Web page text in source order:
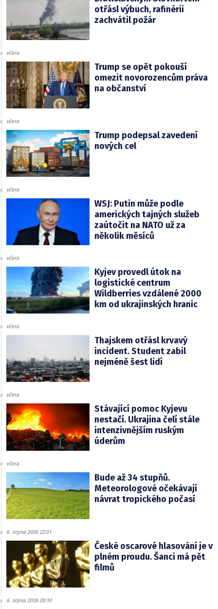
otřásl výbuch, rafinérii
zachvátil požár
včera
Trump se opět pokouší
omezit novorozencům práva
na občanství
včera
Trump podepsal zavedení
nových cel
včera
WSJ: Putin může podle
amerických tajných služeb
zaútočit na NATO už za
několik měsíců
včera
Kyjev provedl útok na
logistické centrum
Wildberries vzdálené 2000
km od ukrajinských hranic
včera
Thajskem otřásl krvavý
incident. Student zabil
nejméně šest lidí
včera
Stávající pomoc Kyjevu
nestačí. Ukrajina čelí stále
intenzivnějším ruským
úderům
včera
Bude až 34 stupňů.
Meteorologové očekávají
návrat tropického počasí
6. srpna 2026 22:01
České oscarové hlasování je v
plném proudu. Šanci má pět
filmů
6. srpna 2026 20:10